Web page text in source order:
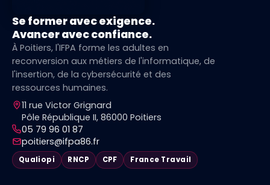
Se former avec exigence.
Avancer avec confiance.
À Poitiers, l'IFPA forme les adultes en
reconversion aux métiers de l'informatique, de
l'insertion, de la cybersécurité et des
ressources humaines.
11 rue Victor Grignard
Pôle République II, 86000 Poitiers
05 79 96 01 87
poitiers@ifpa86.fr
Qualiopi RNCP CPF France Travail